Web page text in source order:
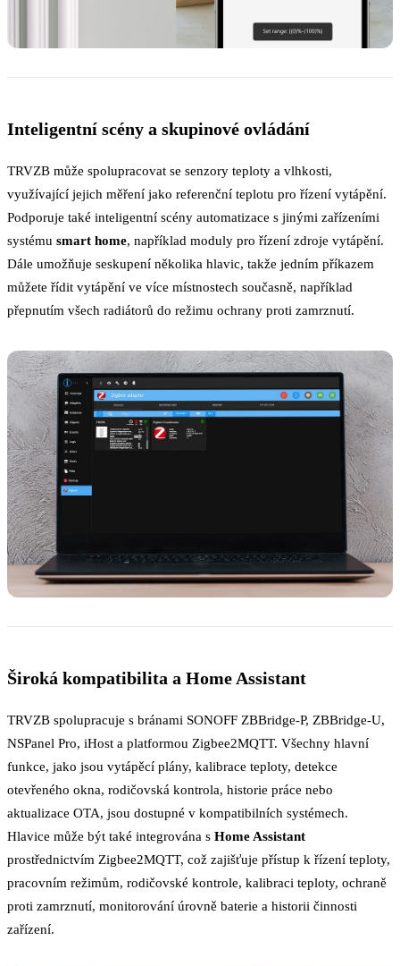
Inteligentní scény a skupinové ovládání
TRVZB může spolupracovat se senzory teploty a vlhkosti,
využívající jejich měření jako referenční teplotu pro řízení vytápění.
Podporuje také inteligentní scény automatizace s jinými zařízeními
systému smart home, například moduly pro řízení zdroje vytápění.
Dále umožňuje seskupení několika hlavic, takže jedním příkazem
můžete řídit vytápění ve více místnostech současně, například
přepnutím všech radiátorů do režimu ochrany proti zamrznutí.
Široká kompatibilita a Home Assistant
TRVZB spolupracuje s bránami SONOFF ZBBridge-P, ZBBridge-U,
NSPanel Pro, iHost a platformou Zigbee2MQTT. Všechny hlavní
funkce, jako jsou vytápěcí plány, kalibrace teploty, detekce
otevřeného okna, rodičovská kontrola, historie práce nebo
aktualizace OTA, jsou dostupné v kompatibilních systémech.
Hlavice může být také integrována s Home Assistant
prostřednictvím Zigbee2MQTT, což zajišťuje přístup k řízení teploty,
pracovním režimům, rodičovské kontrole, kalibraci teploty, ochraně
proti zamrznutí, monitorování úrovně baterie a historii činnosti
zařízení.